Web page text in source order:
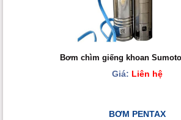
Bơm chìm giếng khoan
Giá: Liên hệ
BƠM PENTAX